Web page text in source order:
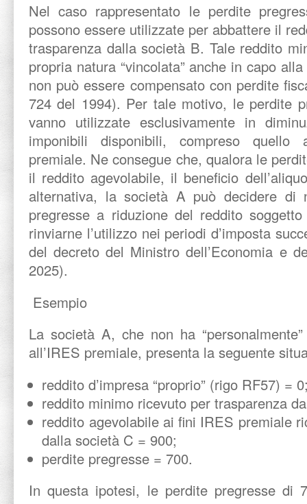
Nel caso rappresentato le perdite
possono essere utilizzate per abbattere il
trasparenza dalla società B. Tale reddito
propria natura “vincolata” anche in capo
non può essere compensato con perdite
724 del 1994). Per tale motivo, le perdite
vanno utilizzate esclusivamente in
imponibili disponibili, compreso quello
premiale. Ne consegue che, qualora le
il reddito agevolabile, il beneficio
alternativa, la società A può decidere di
pregresse a riduzione del reddito
rinviarne l’utilizzo nei periodi d’imposta
del decreto del Ministro dell’Economia e
2025).
Esempio
La società A, che non ha
all’IRES premiale, presenta la seguente
reddito d’impresa “proprio” (rigo RF57) =
reddito minimo ricevuto per trasparenza
reddito agevolabile ai fini IRES premiale
dalla società C = 900;
perdite pregresse = 700.
In questa ipotesi, le perdite pregresse di